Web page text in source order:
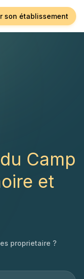
son établissement
Camp
et
proprietaire ?